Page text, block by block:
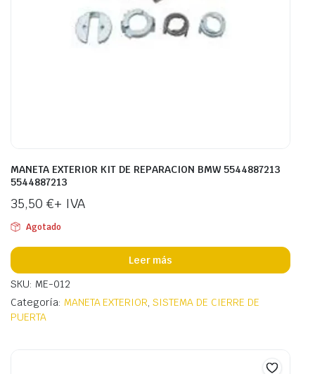
MANETA EXTERIOR KIT DE REPARACION BMW 5544887213
5544887213
35,50 €+ IVA
Agotado
Leer más
SKU: ME-012
Categoría: MANETA EXTERIOR,SISTEMA DE CIERRE DE
PUERTA